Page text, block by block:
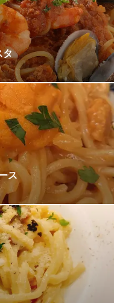
タリアの高級ワインでじ
い冬にぴったりの身も心
をお楽しみいただけま
タ
スタを目当てにご来店さ
げる乾燥パスタとは異な
力です！また、素材の味
に絡みつき、フォークを
徒歩3分
ス
平打ち生パスタ・イクラ
渡り蟹トマトクリーム・
パスタ等、ロングパスタ
のと、大変つくりの良い
ています。